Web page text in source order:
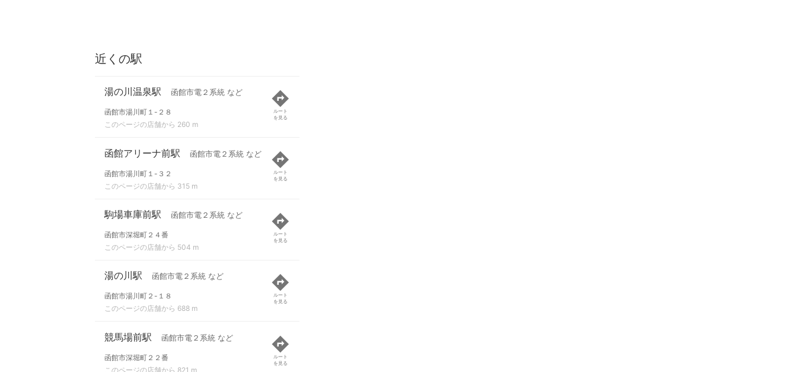
近くの駅
湯の川温泉駅 函館市電２系統 など
函館市湯川町１-２８
このページの店舗から 260 m
ルート
を見る
函館アリーナ前駅 函館市電２系統 など
函館市湯川町１-３２
このページの店舗から 315 m
ルート
を見る
駒場車庫前駅 函館市電２系統 など
函館市深堀町２４番
このページの店舗から 504 m
ルート
を見る
湯の川駅 函館市電２系統 など
函館市湯川町２-１８
このページの店舗から 688 m
ルート
を見る
競馬場前駅 函館市電２系統 など
函館市深堀町２２番
このページの店舗から 821 m
ルート
を見る